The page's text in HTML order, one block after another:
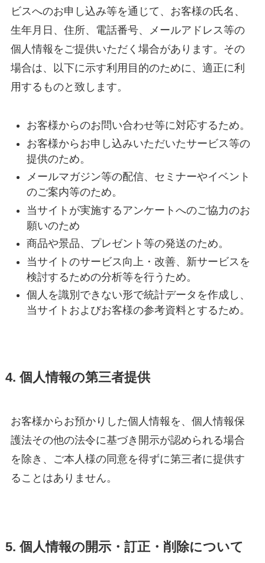
ビスへのお申し込み等を通じて、お客様の氏名、
生年月日、住所、電話番号、メールアドレス等の
個人情報をご提供いただく場合があります。その
場合は、以下に示す利用目的のために、適正に利
用するものと致します。
お客様からのお問い合わせ等に対応するため。
お客様からお申し込みいただいたサービス等の
提供のため。
メールマガジン等の配信、セミナーやイベント
のご案内等のため。
当サイトが実施するアンケートへのご協力のお
願いのため
商品や景品、プレゼント等の発送のため。
当サイトのサービス向上・改善、新サービスを
検討するための分析等を行うため。
個人を識別できない形で統計データを作成し、
当サイトおよびお客様の参考資料とするため。
4. 個人情報の第三者提供
お客様からお預かりした個人情報を、個人情報保
護法その他の法令に基づき開示が認められる場合
を除き、ご本人様の同意を得ずに第三者に提供す
ることはありません。
5. 個人情報の開示・訂正・削除について